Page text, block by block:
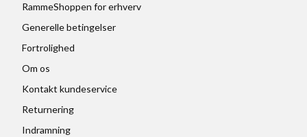
RammeShoppen for erhverv
Generelle betingelser
Fortrolighed
Om os
Kontakt kundeservice
Returnering
Indramning